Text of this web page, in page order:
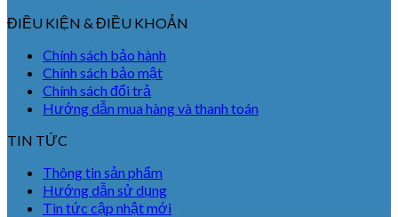
ĐIỀU KIỆN & ĐIỀU KHOẢN
Chính sách bảo hành
Chính sách bảo mật
Chính sách đổi trả
Hướng dẫn mua hàng và thanh toán
TIN TỨC
Thông tin sản phẩm
Hướng dẫn sử dụng
Tin tức cập nhật mới